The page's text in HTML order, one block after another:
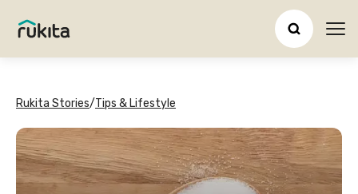
Rukita Stories/Tips & Lifestyle